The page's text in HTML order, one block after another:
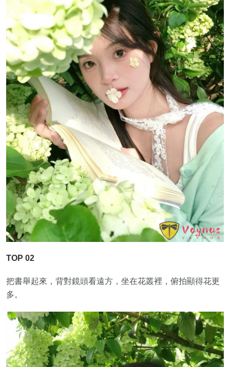
TOP 02
把書舉起來，背對鏡頭看遠方，坐在花叢裡，俯拍顯得花更
多。